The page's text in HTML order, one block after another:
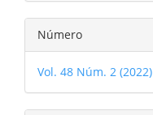
Número
Vol. 48 Núm. 2 (2022)